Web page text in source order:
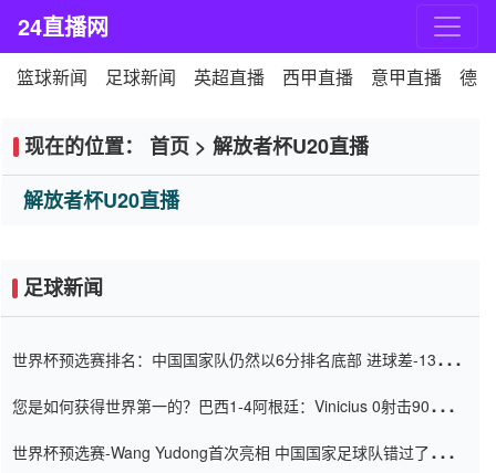
24直播网
篮球新闻 足球新闻 英超直播 西甲直播 意甲直播 德
现在的位置： 首页 > 解放者杯U20直播
解放者杯U20直播
足球新闻
世界杯预选赛排名：中国国家队仍然以6分排名底部 进球差-13令人
您是如何获得世界第一的？巴西1-4阿根廷：Vinicius 0射击90分钟
世界杯预选赛-Wang Yudong首次亮相 中国国家足球队错过了世界